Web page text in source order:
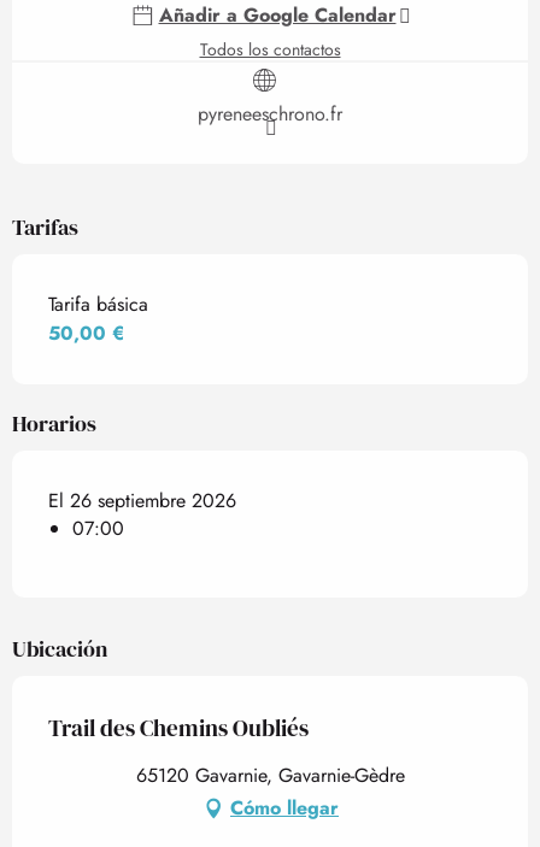
Añadir a Google Calendar
Todos los contactos
pyreneeschrono.fr
Tarifas
Tarifa básica
50,00 €
Horarios
El 26 septiembre 2026
07:00
Ubicación
Trail des Chemins Oubliés
65120 Gavarnie, Gavarnie-Gèdre
Cómo llegar